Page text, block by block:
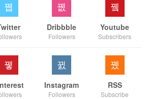
Dribbble
Followers
Youtube
Subscribers
Instagram
Followers
RSS
Subscribe